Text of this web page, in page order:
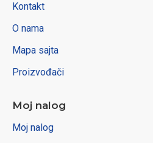
Kontakt
O nama
Mapa sajta
Proizvođači
Moj nalog
Moj nalog